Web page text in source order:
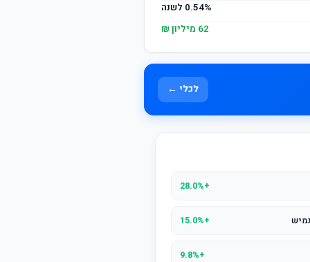
0.54% לשנה
62 מיליון ₪
לכלי ←
+28.0%
+15.0%
+9.8%